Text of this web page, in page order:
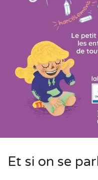
Et si on se